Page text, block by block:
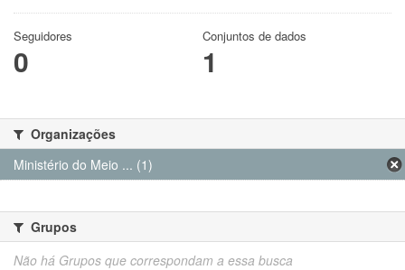
Seguidores
0
Conjuntos de dados
1
Organizações
Ministério do Meio ... (1)
Grupos
Não há Grupos que correspondam a essa busca